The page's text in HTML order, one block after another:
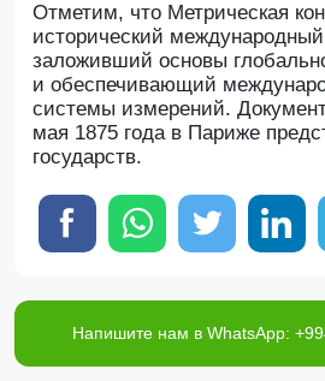
Отметим, что Метрическая
исторический международный
заложивший основы
и обеспечивающий
системы измерений.
мая 1875 года в Париже
государств.
Напишите нам в WhatsApp: